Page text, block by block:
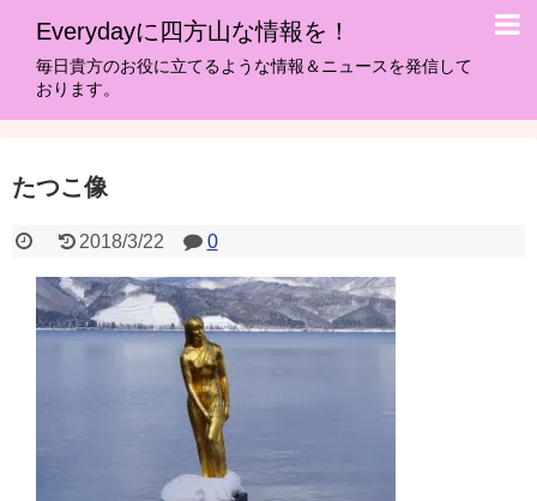
Everydayに四方山な情報を！
毎日貴方のお役に立てるような情報＆ニュースを発信して
おります。
たつこ像
2018/3/22 0